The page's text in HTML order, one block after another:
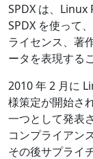
SPDX は、Linux
SPDX を使って
ライセンス、著
ータを表現する
2010 年 2 月に
様策定が開始さ
一つとして発表
コンプライアン
その後サプライ